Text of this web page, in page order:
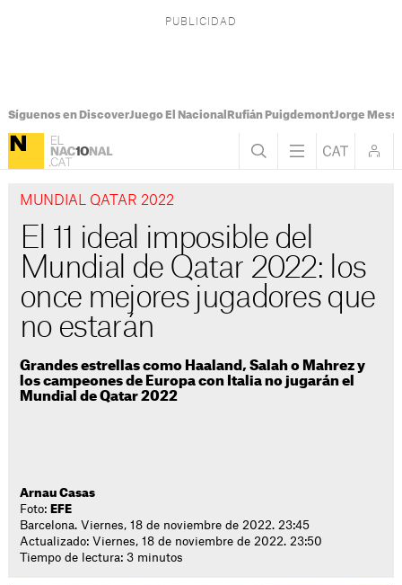
Síguenos en DiscoverJuego El Nacional Rufián PuigdemontJorge Messi
MUNDIAL QATAR 2022
El 11 ideal imposible del
Mundial de Qatar 2022: los
once mejores jugadores que
no estarán
Grandes estrellas como Haaland, Salah o Mahrez y
los campeones de Europa con Italia no jugarán el
Mundial de Qatar 2022
Arnau Casas
Foto: EFE
Barcelona. Viernes, 18 de noviembre de 2022. 23:45
Actualizado: Viernes, 18 de noviembre de 2022. 23:50
Tiempo de lectura: 3 minutos